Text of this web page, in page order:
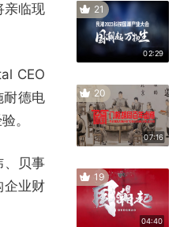
亲临现
CEO
德电
。
、贝事
企业财
21
02:29
20
07:16
19
04:40